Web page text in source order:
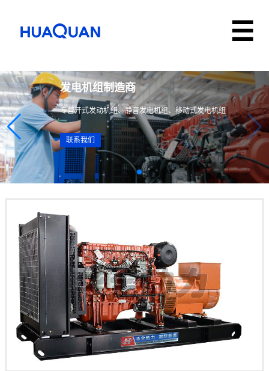
发电机组制造商
专营开式发动机组、静音发电机组、移动式发电机组
联系我们